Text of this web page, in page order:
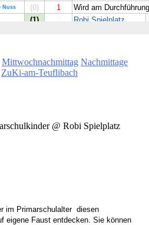
Mittwochnachmittag Nachmittage
ZuKi-am-Teuflibach
@ Robi Spielplatz
im Primarschulalter diesen
eigene Faust entdecken. Sie können